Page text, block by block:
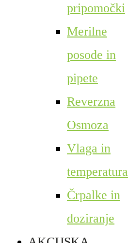
pripomočki
Merilne
posode in
pipete
Reverzna
Osmoza
Vlaga in
temperatura
Črpalke in
doziranje